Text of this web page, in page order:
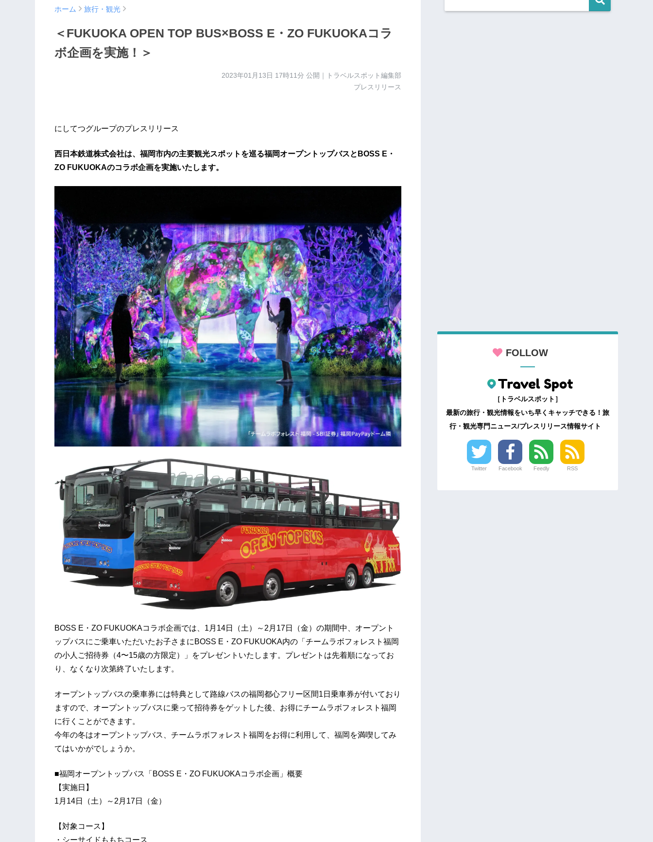
ホーム 旅行・観光
＜FUKUOKA OPEN TOP BUS×BOSS E・ZO FUKUOKAコラ
ボ企画を実施！＞
2023年01月13日 17時11分 公開｜トラベルスポット編集部
プレスリリース
にしてつグループのプレスリリース
西日本鉄道株式会社は、福岡市内の主要観光スポットを巡る福岡オープントップバスとBOSS E・
ZO FUKUOKAのコラボ企画を実施いたします。
BOSS E・ZO FUKUOKAコラボ企画では、1月14日（土）～2月17日（金）の期間中、オープント
ップバスにご乗車いただいたお子さまにBOSS E・ZO FUKUOKA内の「チームラボフォレスト福岡
の小人ご招待券（4〜15歳の方限定）」をプレゼントいたします。プレゼントは先着順になってお
り、なくなり次第終了いたします。
オープントップバスの乗車券には特典として路線バスの福岡都心フリー区間1日乗車券が付いており
ますので、オープントップバスに乗って招待券をゲットした後、お得にチームラボフォレスト福岡
に行くことができます。
今年の冬はオープントップバス、チームラボフォレスト福岡をお得に利用して、福岡を満喫してみ
てはいかがでしょうか。
■福岡オープントップバス「BOSS E・ZO FUKUOKAコラボ企画」概要
【実施日】
1月14日（土）～2月17日（金）
【対象コース】
・シーサイドももちコース
FOLLOW
［トラベルスポット］
最新の旅行・観光情報をいち早くキャッチできる！旅
行・観光専門ニュース/プレスリリース情報サイト
Twitter Facebook Feedly RSS